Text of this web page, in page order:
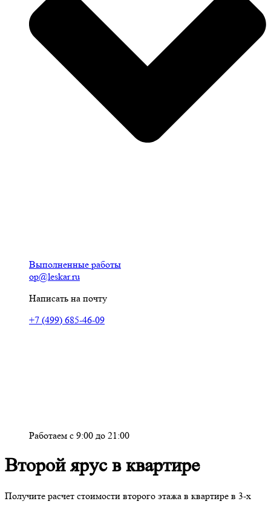
Выполненные работы
op@leskar.ru
Написать на почту
+7 (499) 685-46-09
Работаем с 9:00 до 21:00
Второй ярус в квартире
Получите расчет стоимости второго этажа в квартире в 3-х